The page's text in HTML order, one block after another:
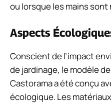
ou lorsque les mains sont
Aspects
Conscient de l’impact
de jardinage, le modèle
Castorama a été conçu
écologique. Les